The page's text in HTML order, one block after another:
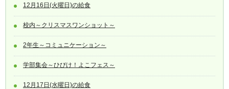
12月16日(火曜日)の給食
校内～クリスマスワンショット～
2年生～コミュニケーション～
学部集会～ひびけ！よこフェス～
12月17日(水曜日)の給食